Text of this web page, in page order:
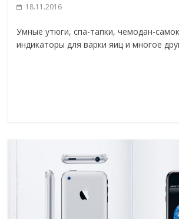
18.11.2016
Умные утюги, спа-тапки, чемодан-
индикаторы для варки яиц и многое